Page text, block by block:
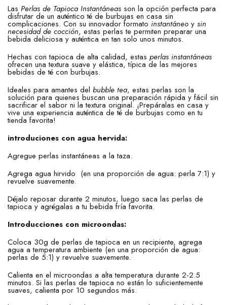
Las Perlas de Tapioca Instantáneas son la opción perfecta para
disfrutar de un auténtico té de burbujas en casa sin
complicaciones. Con su innovador formato instantáneo y sin
necesidad de cocción, estas perlas te permiten preparar una
bebida deliciosa y auténtica en tan solo unos minutos.
Hechas con tapioca de alta calidad, estas perlas instantáneas
ofrecen una textura suave y elástica, típica de las mejores
bebidas de té con burbujas.
Ideales para amantes del bubble tea, estas perlas son la
solución para quienes buscan una preparación rápida y fácil sin
sacrificar el sabor ni la textura original. ¡Prepáralas en casa y
vive una experiencia auténtica de té de burbujas como en tu
tienda favorita!
introduciones con agua hervida:
Agregue perlas instantáneas a la taza.
Agrega agua hirvido (en una proporción de agua: perla 7:1) y
revuelve suavemente.
Déjalo reposar durante 2 minutos, luego saca las perlas de
tapioca y agrégalas a tu bebida fría favorita.
Introducciones con microondas:
Coloca 30g de perlas de tapioca en un recipiente, agrega
agua a temperatura ambiente (en una proporción de agua:
perlas de 5:1) y revuelve suavemente.
Calienta en el microondas a alta temperatura durante 2-2.5
minutos. Si las perlas de tapioca no están lo suficientemente
suaves, calienta por 10 segundos más.